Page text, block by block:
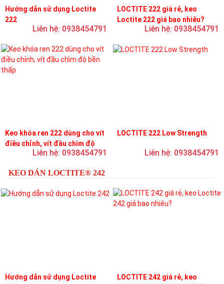
Hướng dẫn sử dụng Loctite
222
Liên hệ: 0938454791
LOCTITE 222 giá rẻ, keo
Loctite 222 giá bao nhiêu?
Liên hệ: 0938454791
Keo khóa ren 222 dùng cho vít
điều chỉnh, vít đầu chìm độ
bền thấpLiên hệ: 0938454791
LOCTITE 222 Low Strength
Liên hệ: 0938454791
KEO DÁN LOCTITE® 242
Hướng dẫn sử dụng Loctite
LOCTITE 242 giá rẻ, keo